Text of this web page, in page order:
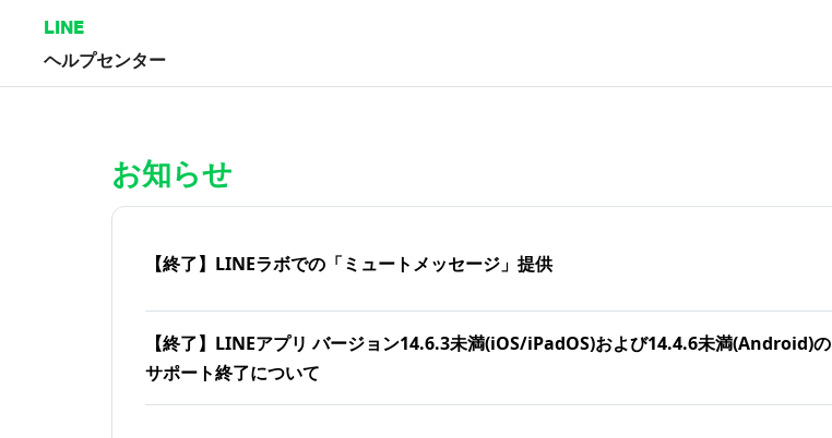
LINE
ヘルプセンター
お知らせ
【終了】LINEラボでの「ミュートメッセージ」提供
【終了】LINEアプリ バージョン14.6.3未満(iOS/iPadOS)および14.4.6未満(Android)の
サポート終了について